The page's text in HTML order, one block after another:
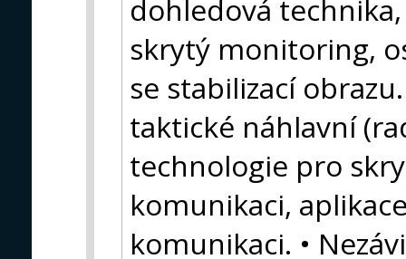
dohledová
skrytý monitoring,
se stabilizací
taktické náhlavní
technologie pro
komunikaci,
komunikaci. •